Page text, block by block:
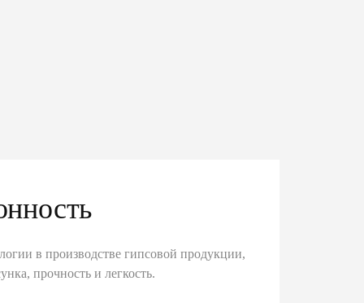
в производстве гипсовой продукции,
прочность и легкость.